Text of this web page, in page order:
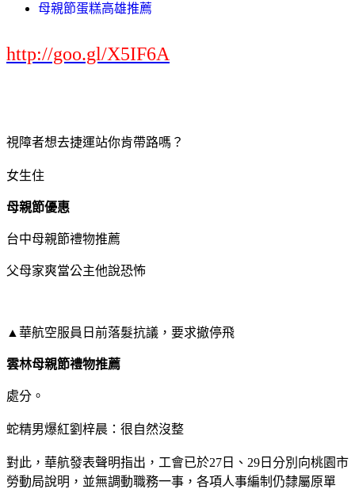
母親節蛋糕高雄推薦
http://goo.gl/X5IF6A
視障者想去捷運站你肯帶路嗎？
女生住
母親節優惠
台中母親節禮物推薦
父母家爽當公主他說恐怖
▲華航空服員日前落髮抗議，要求撤停飛
雲林母親節禮物推薦
處分。
蛇精男爆紅劉梓晨：很自然沒整
對此，華航發表聲明指出，工會已於27日、29日分別向桃園市
勞動局說明，並無調動職務一事，各項人事編制仍隸屬原單